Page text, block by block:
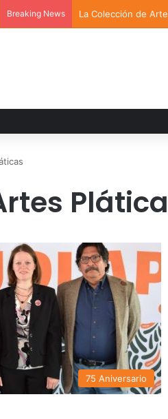
Breaking News La Colección de
75 Aniversario